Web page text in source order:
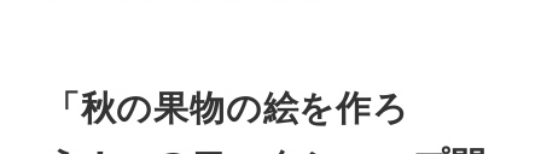
「秋の果物の絵を作ろ